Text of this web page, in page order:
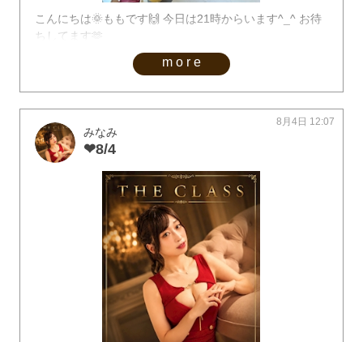
こんにちは🌞ももです🙌 今日は21時からいます^_^ お待
ちしてます🫶
more
みなみ
❤︎8/4
8月4日 12:07